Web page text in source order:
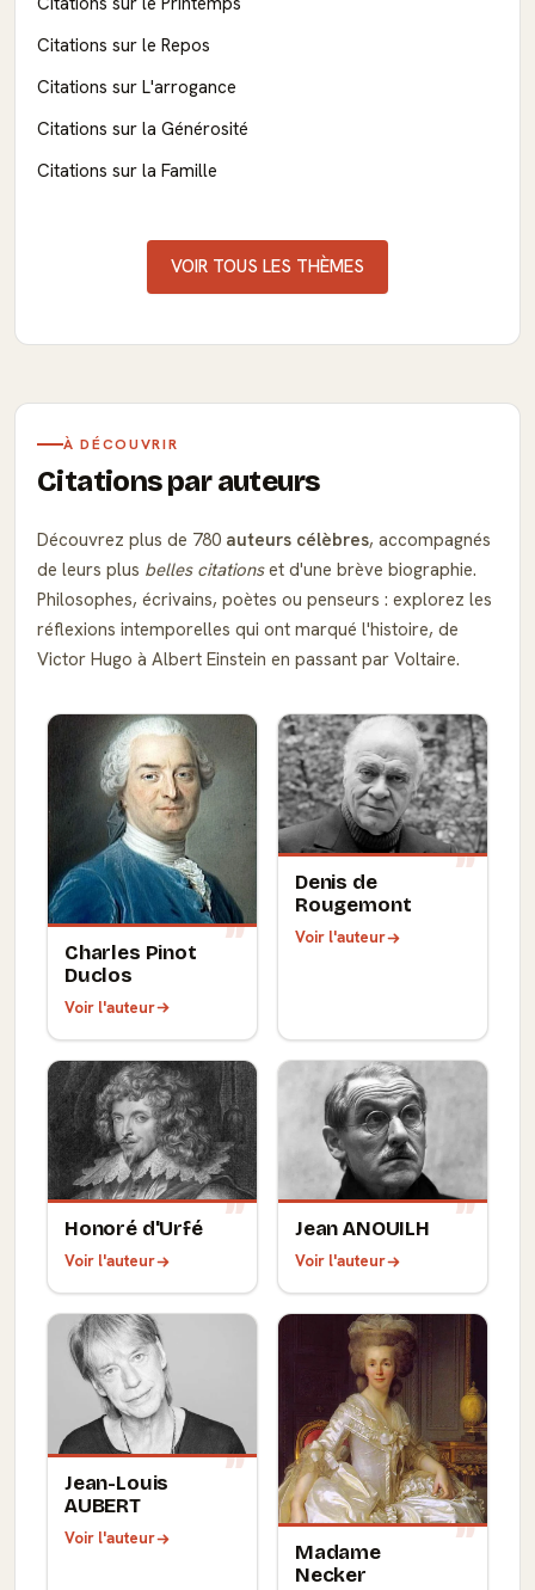
Citations sur le Repos
Citations sur L'arrogance
Citations sur la Générosité
Citations sur la Famille
VOIR TOUS LES THÈMES
À DÉCOUVRIR
Citations par auteurs
Découvrez plus de 780 auteurs célèbres, accompagnés
de leurs plus belles citationset d'une brève biographie.
Philosophes, écrivains, poètes ou penseurs : explorez les
réflexions intemporelles qui ont marqué l'histoire, de
Victor Hugo à Albert Einstein en passant par Voltaire.
Charles Pinot
Duclos
Voir l'auteur
Denis de
Rougemont
Voir l'auteur
Honoré d'Urfé
Voir l'auteur
Jean ANOUILH
Voir l'auteur
Jean-Louis
AUBERT
Voir l'auteur
Madame
Necker